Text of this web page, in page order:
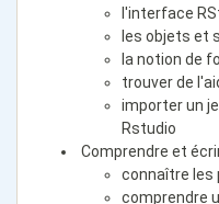
l'interface
les objets et
la notion de
trouver de
importer un
Rstudio
Comprendre et
connaître les
comprendre